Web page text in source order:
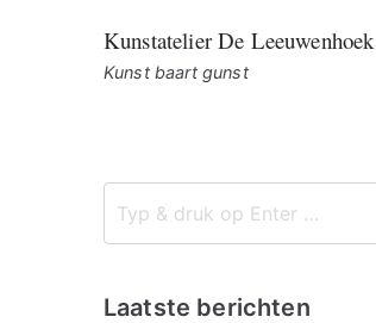
Kunstatelier De Leeuwenhoek
Kunst baart gunst
Laatste berichten